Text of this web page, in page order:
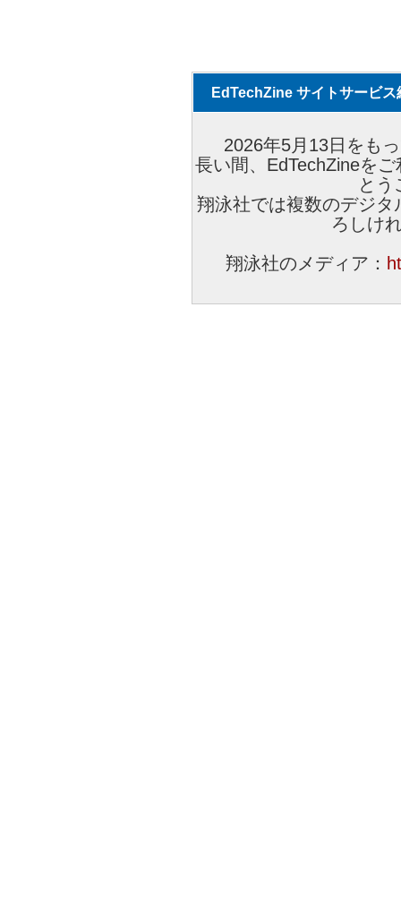
EdTechZine サイトサービス
2026年5月13日をも
長い間、EdTechZineを
とう
翔泳社では複数のデジ
ろしけ
翔泳社のメディア：